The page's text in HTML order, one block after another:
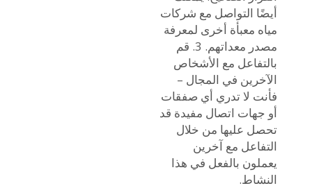
أيضًا التواصل مع شركات
مياه معبأة أخرى لمعرفة
مصدر معداتهم. 3. قم
بالتفاعل مع الأشخاص
الآخرين في المجال –
فأنت لا تدري أي صفقات
أو جهات اتصال مفيدة قد
تحصل عليها من خلال
التفاعل مع آخرين
يعملون بالفعل في هذا
النشاط.